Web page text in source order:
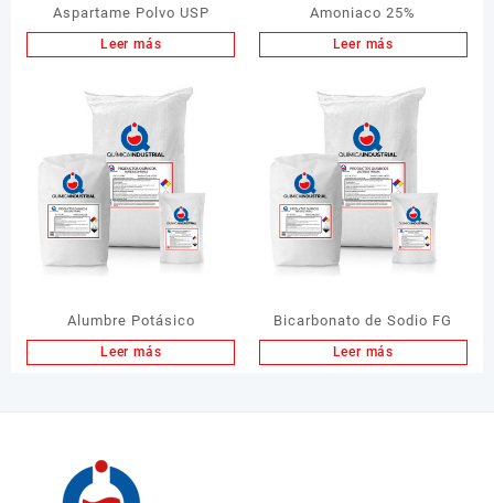
Aspartame Polvo USP
Leer más
Amoniaco 25%
Leer más
Alumbre Potásico
Leer más
Bicarbonato de Sodio FG
Leer más